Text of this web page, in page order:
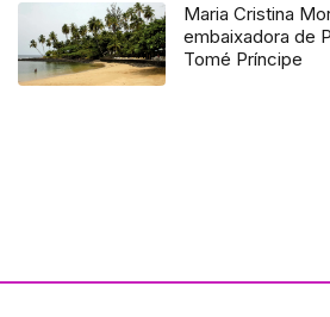
Maria Cristina
embaixadora de
Tomé Príncipe